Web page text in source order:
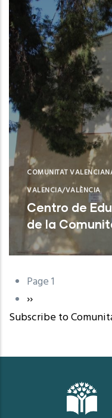
COMUNITAT
VALENCIA/VALÈNCIA
Centro de
de la
Sagunt (Valencia)
Pagination
Page 1
Next
page
››
Subscribe to